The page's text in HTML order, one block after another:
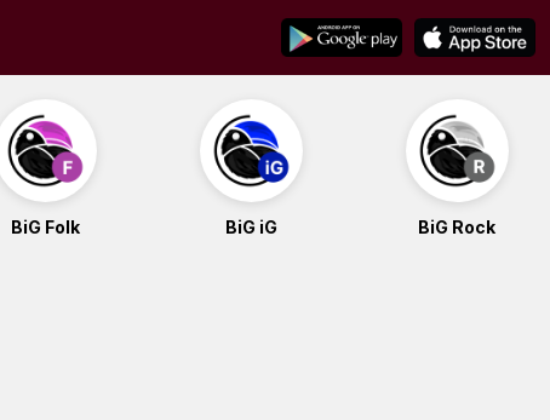
BiG Folk BiG iG BiG Rock